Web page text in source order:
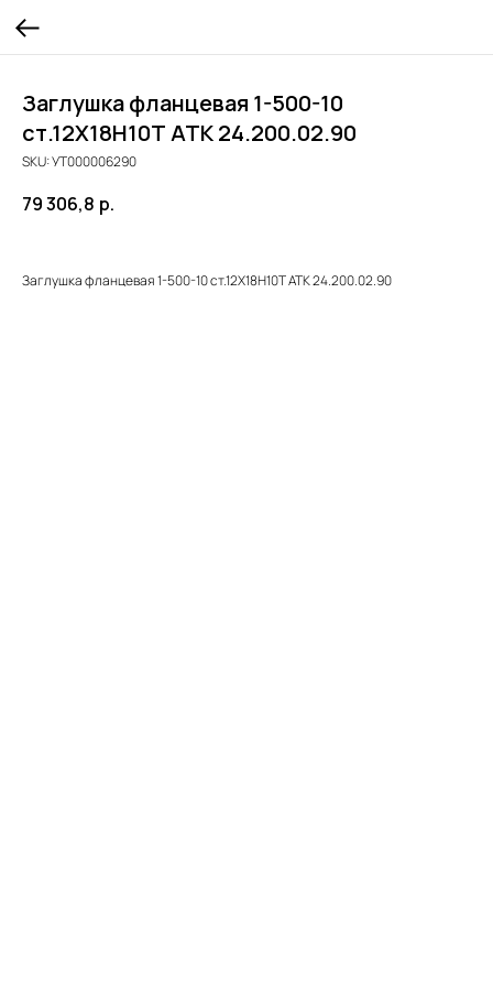
Заглушка фланцевая 1-500-10
ст.12Х18Н10Т ATK 24.200.02.90
SKU:УТ000006290
79 306,8 р.
Заглушка фланцевая 1-500-10 ст.12Х18Н10Т ATK 24.200.02.90